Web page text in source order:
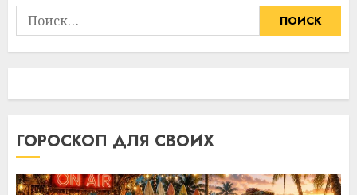
Найти:
ГОРОСКОП ДЛЯ СВОИХ